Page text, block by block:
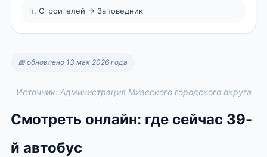
п. Строителей → Заповедник
📅 обновлено 13 мая 2026 года
Источник: Администрация Миасского городского округа
Смотреть онлайн: где сейчас 39-
й автобус